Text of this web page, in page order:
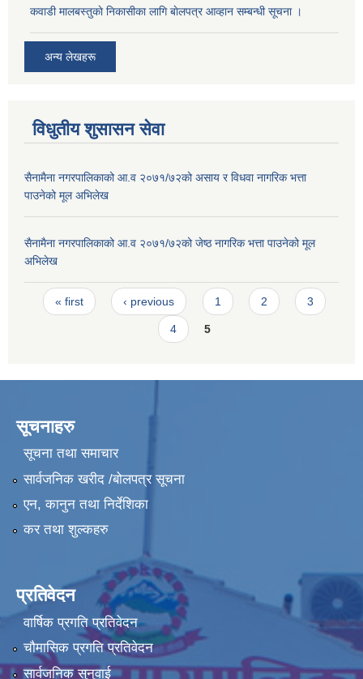
कवाडी मालबस्तुकाे निकासीका लागि बाेलपत्र आव्हान सम्बन्धी सूचना ।
अन्य लेखहरू
विधुतीय शुसासन सेवा
सैनामैना नगरपालिकाको आ.व २०७१/७२को असाय र विधवा नागरिक भत्ता
पाउनेको मूल अभिलेख
सैनामैना नगरपालिकाको आ.व २०७१/७२को जेष्ठ नागरिक भत्ता पाउनेको मूल
अभिलेख
Pages
« first ‹ previous 1 2 3
4 5
सूचनाहरु
सूचना तथा समाचार
सार्वजनिक खरीद /बोलपत्र सूचना
एन, कानुन तथा निर्देशिका
कर तथा शुल्कहरु
प्रतिवेदन
वार्षिक प्रगति प्रतिवेदन
चौमासिक प्रगति प्रतिवेदन
सार्वजनिक सुनुवाई